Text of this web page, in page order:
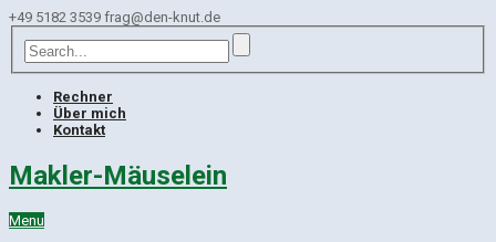
+49 5182 3539 frag@den-knut.de
Rechner
Über mich
Kontakt
Makler-Mäuselein
Menu